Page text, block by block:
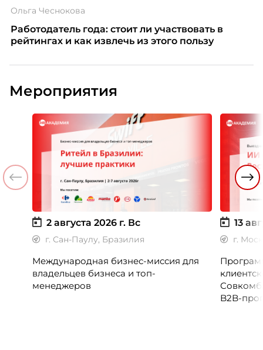
Ольга Чеснокова
Работодатель года: стоит ли участвовать в
рейтингах и как извлечь из этого пользу
Мероприятия
2 августа 2026 г. Вс
г. Сан-Паулу, Бразилия
Международная бизнес-миссия для
владельцев бизнеса и топ-
менеджеров
13
г.
B2B-